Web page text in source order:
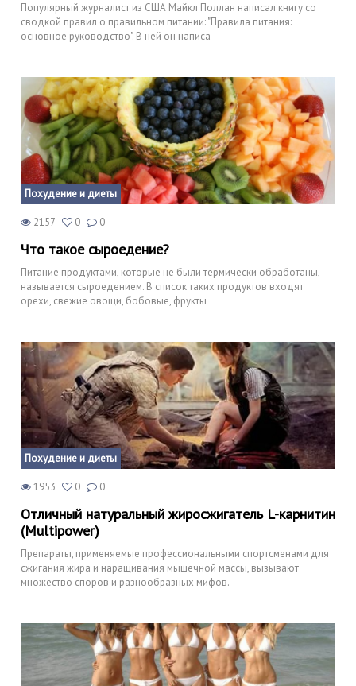
Популярный журналист из США Майкл Поллан написал книгу со
сводкой правил о правильном питании: "Правила питания:
основное руководство". В ней он написа
Похудение и диеты
2157 0 0
Что такое сыроедение?
Питание продуктами, которые не были термически обработаны,
называется сыроедением. В список таких продуктов входят
орехи, свежие овощи, бобовые, фрукты
Похудение и диеты
1953 0 0
Отличный натуральный жиросжигатель L-карнитин
(Multipower)
Препараты, применяемые профессиональными спортсменами для
сжигания жира и наращивания мышечной массы, вызывают
множество споров и разнообразных мифов.